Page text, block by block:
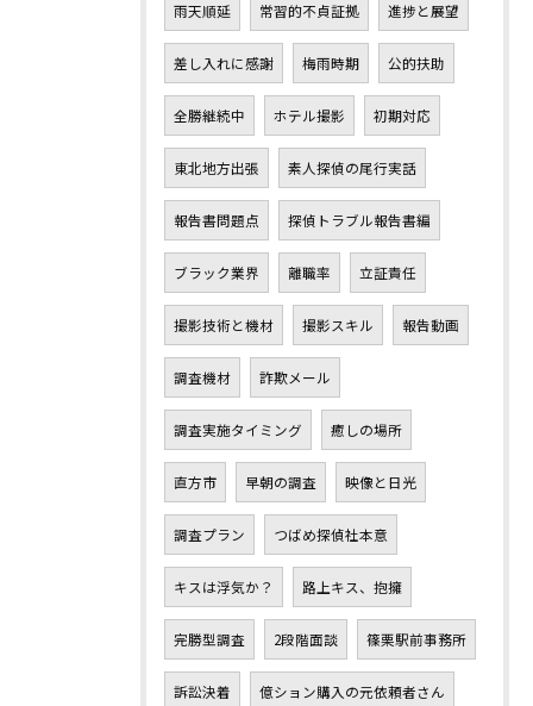
雨天順延 常習的不貞証拠 進捗と展望
差し入れに感謝 梅雨時期 公的扶助
全勝継続中 ホテル撮影 初期対応
東北地方出張 素人探偵の尾行実話
報告書問題点 探偵トラブル報告書編
ブラック業界 離職率 立証責任
撮影技術と機材 撮影スキル 報告動画
調査機材 詐欺メール
調査実施タイミング 癒しの場所
直方市 早朝の調査 映像と日光
調査プラン つばめ探偵社本意
キスは浮気か？ 路上キス、抱擁
完勝型調査 2段階面談 篠栗駅前事務所
訴訟決着 億ション購入の元依頼者さん